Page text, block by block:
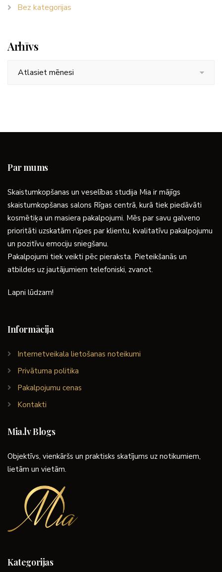
Bez kategorijas
Arhīvs
Par mums
Skaistumkopšanas un veselības studija Mia ir mājīgs
skaistumkopšanas salons Rīgas centrā, kurā tiek piedāvāti
kosmētiķa un masiera pakalpojumi. Mēs par savu galveno
prioritāti uzskatām rūpes par klientu, kvalitatīvu pakalpojumu
un pozitīvu emociju sniegšanu.
Pakalpojumi tiek veikti pēc pieraksta. Pieteikšanās un
atbildes uz jautājumiem telefoniski, zvanot.
Lapni lūdzam!
Informācija
Internetveikala lietošanas noteikumi
Privātuma politika
Pakalpojumu cenas
Kontakti
Mia.lv Blogs
Objektīvs, vienkāršs un praktisks skatījums uz notikumiem,
lietām un vietām.
Kategorijas